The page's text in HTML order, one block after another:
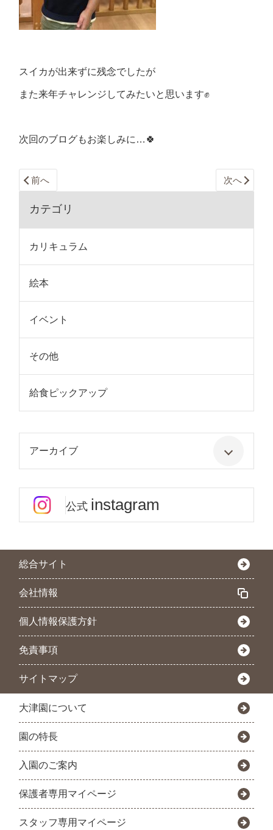
スイカが出来ずに残念でしたが
また来年チャレンジしてみたいと思います✊
次回のブログもお楽しみに…🍀
前へ 次へ
カテゴリ
カリキュラム
絵本
イベント
その他
給食ピックアップ
アーカイブ
公式 instagram
総合サイト
会社情報
個人情報保護方針
免責事項
サイトマップ
大津園について
園の特長
入園のご案内
保護者専用マイページ
スタッフ専用マイページ